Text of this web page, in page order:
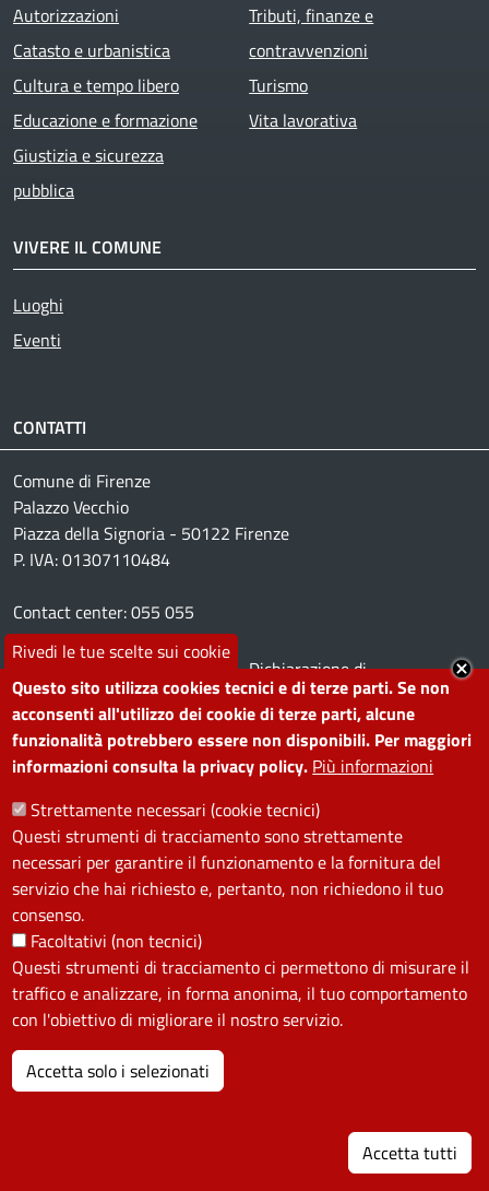
Rivedi le tue scelte sui cookie
Questo sito utilizza cookies tecnici e di terze parti. Se non
acconsenti all'utilizzo dei cookie di terze parti, alcune
funzionalità potrebbero essere non disponibili. Per maggiori
informazioni consulta la privacy policy. Più informazioni
Strettamente necessari (cookie tecnici)
Questi strumenti di tracciamento sono strettamente
necessari per garantire il funzionamento e la fornitura del
servizio che hai richiesto e, pertanto, non richiedono il tuo
consenso.
Facoltativi (non tecnici)
Questi strumenti di tracciamento ci permettono di misurare il
traffico e analizzare, in forma anonima, il tuo comportamento
con l'obiettivo di migliorare il nostro servizio.
Accetta solo i selezionati
Accetta tutti
Autorizzazioni
Catasto e urbanistica
Cultura e tempo libero
Educazione e formazione
Giustizia e sicurezza
pubblica
Tributi, finanze e
contravvenzioni
Turismo
Vita lavorativa
VIVERE IL COMUNE
Luoghi
Eventi
CONTATTI
Comune di Firenze
Palazzo Vecchio
Piazza della Signoria - 50122 Firenze
P. IVA: 01307110484
Contact center: 055 055
Footer menu
frequenti
Prenota appuntamento
Segnala disservizio
Amministrazione
trasparente
Note legali
Dichiarazione di
accessibilità
Albo on line
Redazione web
Piano di miglioramento dei
servizi
Contatti
SEGUICI SU
Facebook
Instagram
YouTube
Telegram
WhatsApp
TwitterLinkedin
PRIVACY